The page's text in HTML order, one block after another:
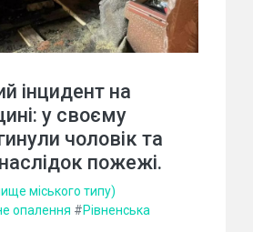
інцидент на
у своєму
чоловік та
пожежі.
міського типу)
опалення #Рівненська